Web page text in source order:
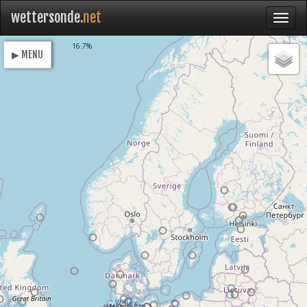
wettersonde.net
▶ MENU
16.7%